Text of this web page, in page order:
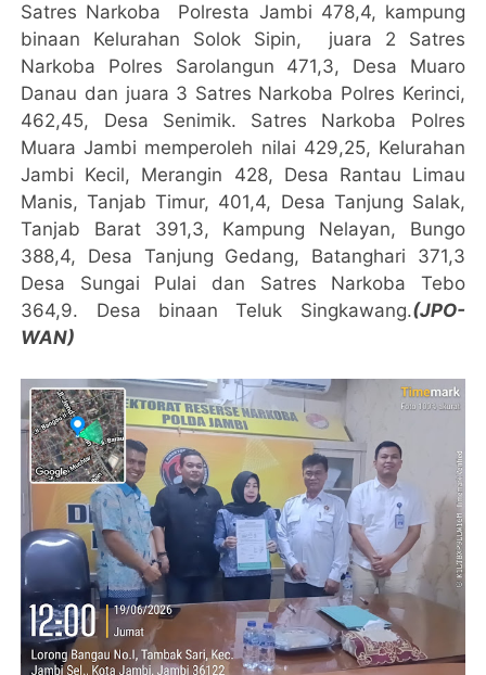
Satres Narkoba Polresta Jambi 478,4, kampung
binaan Kelurahan Solok Sipin, juara 2 Satres
Narkoba Polres Sarolangun 471,3, Desa Muaro
Danau dan juara 3 Satres Narkoba Polres Kerinci,
462,45, Desa Senimik. Satres Narkoba Polres
Muara Jambi memperoleh nilai 429,25, Kelurahan
Jambi Kecil, Merangin 428, Desa Rantau Limau
Manis, Tanjab Timur, 401,4, Desa Tanjung Salak,
Tanjab Barat 391,3, Kampung Nelayan, Bungo
388,4, Desa Tanjung Gedang, Batanghari 371,3
Desa Sungai Pulai dan Satres Narkoba Tebo
364,9. Desa binaan Teluk Singkawang.(JPO-
WAN)